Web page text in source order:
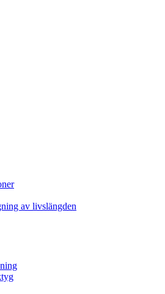
av livslängden